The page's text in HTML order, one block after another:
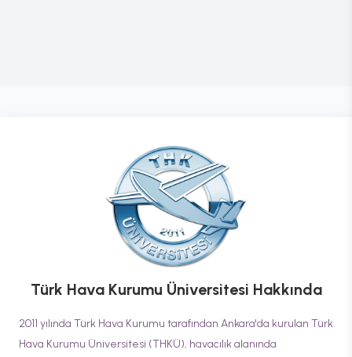
Türk Hava Kurumu Üniversitesi Hakkında
2011 yılında Türk Hava Kurumu tarafından Ankara'da kurulan Türk
Hava Kurumu Üniversitesi (THKÜ), havacılık alanında